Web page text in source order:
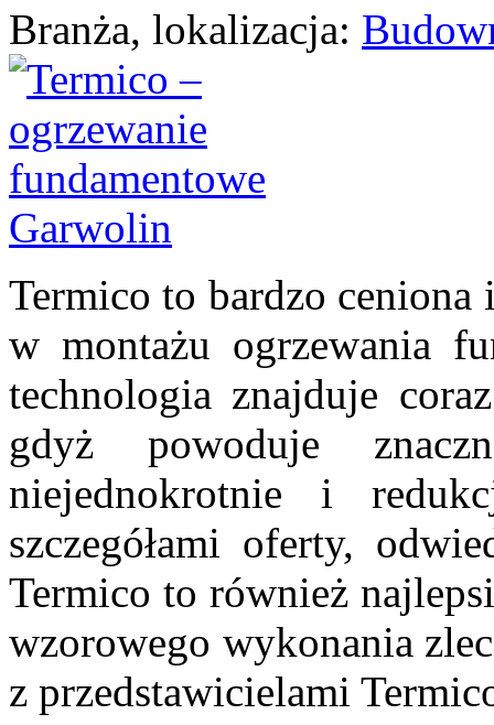
Branża, lokalizacja:
Termico to bardzo ceniona
w montażu ogrzewania
technologia znajduje
gdyż powoduje
niejednokrotnie i
szczegółami oferty,
Termico to również
wzorowego wykonania
z przedstawicielami